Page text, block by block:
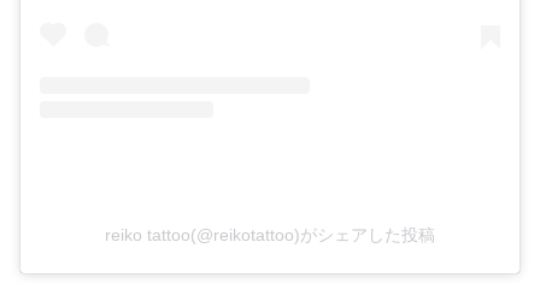
reiko tattoo(@reikotattoo)がシェアした投稿